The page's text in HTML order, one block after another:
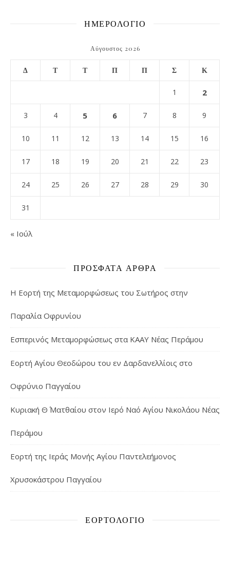
ΗΜΕΡΟΛΟΓΙΟ
Αύγουστος 2026
Δ Τ Τ Π Π Σ Κ
1 2
3 4 5 6 7 8 9
10 11 12 13 14 15 16
17 18 19 20 21 22 23
24 25 26 27 28 29 30
31
« Ιούλ
ΠΡΌΣΦΑΤΑ ΆΡΘΡΑ
Η Εορτή της Μεταμορφώσεως του Σωτήρος στην
Παραλία Οφρυνίου
Εσπερινός Μεταμορφώσεως στα ΚΑΑΥ Νέας Περάμου
Εορτή Αγίου Θεοδώρου του εν Δαρδανελλίοις στο
Οφρύνιο Παγγαίου
Κυριακή Θ΄ Ματθαίου στον Ιερό Ναό Αγίου Νικολάου Νέας
Περάμου
Εορτή της Ιεράς Μονής Αγίου Παντελεήμονος
Χρυσοκάστρου Παγγαίου
ΕΟΡΤΟΛΌΓΙΟ